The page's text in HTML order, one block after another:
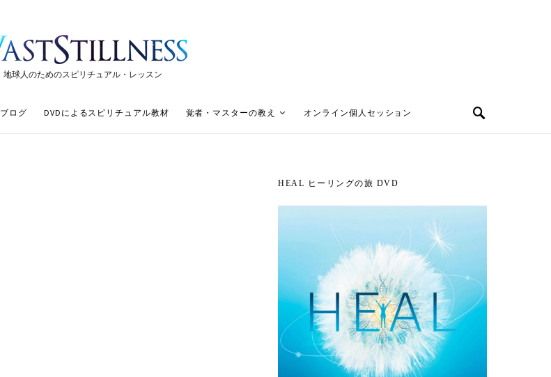
地球人のためのスピリチュアル・レッスン
ブログ DVDによるスピリチュアル教材 覚者・マスターの教え オンライン個人セッション
HEAL ヒーリングの旅 DVD